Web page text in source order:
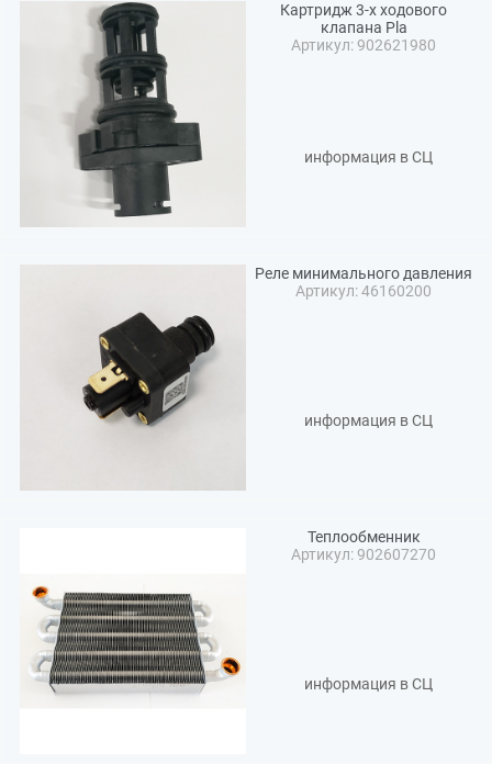
Картридж 3-х ходового
клапана Pla
Артикул: 902621980
информация в СЦ
Реле минимального давления
Артикул: 46160200
информация в СЦ
Теплообменник
Артикул: 902607270
информация в СЦ